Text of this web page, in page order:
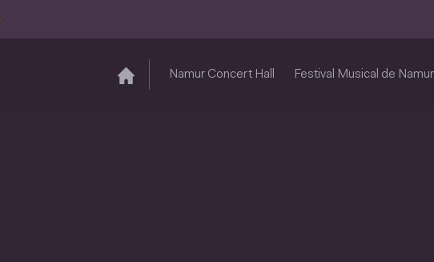
Namur Concert Hall Festival Musical de Namur